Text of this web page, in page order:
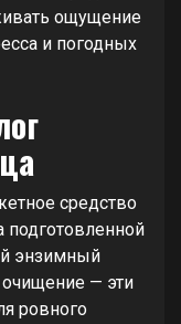
ощущение
и погодных
средство
подготовленной
энзимный
— эти
ровного